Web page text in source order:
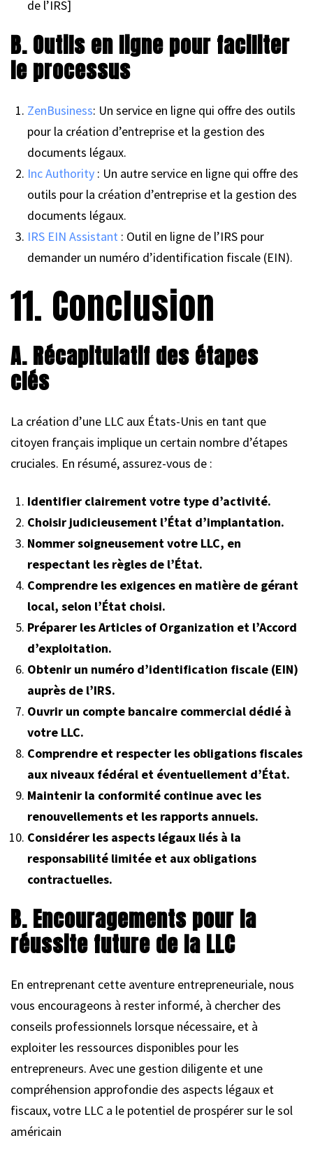
de l’IRS]
B. Outils en ligne pour faciliter
le processus
ZenBusiness: Un service en ligne qui offre des outils
pour la création d’entreprise et la gestion des
documents légaux.
Inc Authority : Un autre service en ligne qui offre des
outils pour la création d’entreprise et la gestion des
documents légaux.
IRS EIN Assistant : Outil en ligne de l’IRS pour
demander un numéro d’identification fiscale (EIN).
11. Conclusion
A. Récapitulatif des étapes
clés
La création d’une LLC aux États-Unis en tant que
citoyen français implique un certain nombre d’étapes
cruciales. En résumé, assurez-vous de :
Identifier clairement votre type d’activité.
Choisir judicieusement l’État d’implantation.
Nommer soigneusement votre LLC, en
respectant les règles de l’État.
Comprendre les exigences en matière de gérant
local, selon l’État choisi.
Préparer les Articles of Organization et l’Accord
d’exploitation.
Obtenir un numéro d’identification fiscale (EIN)
auprès de l’IRS.
Ouvrir un compte bancaire commercial dédié à
votre LLC.
Comprendre et respecter les obligations fiscales
aux niveaux fédéral et éventuellement d’État.
Maintenir la conformité continue avec les
renouvellements et les rapports annuels.
Considérer les aspects légaux liés à la
responsabilité limitée et aux obligations
contractuelles.
B. Encouragements pour la
réussite future de la LLC
En entreprenant cette aventure entrepreneuriale, nous
vous encourageons à rester informé, à chercher des
conseils professionnels lorsque nécessaire, et à
exploiter les ressources disponibles pour les
entrepreneurs. Avec une gestion diligente et une
compréhension approfondie des aspects légaux et
fiscaux, votre LLC a le potentiel de prospérer sur le sol
américain